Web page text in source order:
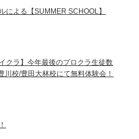
による【SUMMER SCHOOL】
クラ】今年最後のプロクラ生徒数
校/豊田大林校にて無料体験会！